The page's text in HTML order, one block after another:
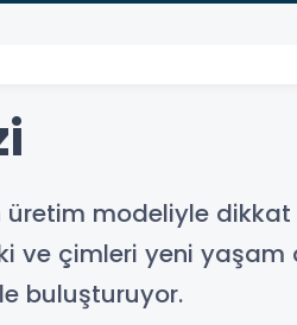
üretim modeliyle
ve çimleri yeni yaşam
buluşturuyor.